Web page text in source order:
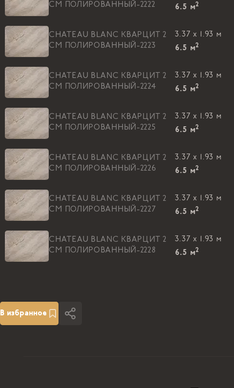
СМ ПОЛИРОВАННЫЙ-2222
6.5 м2
CHATEAU BLANC КВАРЦИТ 2
СМ ПОЛИРОВАННЫЙ-2223
3.37 x 1.93 м
6.5 м2
CHATEAU BLANC КВАРЦИТ 2
СМ ПОЛИРОВАННЫЙ-2224
3.37 x 1.93 м
6.5 м2
CHATEAU BLANC КВАРЦИТ 2
СМ ПОЛИРОВАННЫЙ-2225
3.37 x 1.93 м
6.5 м2
CHATEAU BLANC КВАРЦИТ 2
СМ ПОЛИРОВАННЫЙ-2226
3.37 x 1.93 м
6.5 м2
CHATEAU BLANC КВАРЦИТ 2
СМ ПОЛИРОВАННЫЙ-2227
3.37 x 1.93 м
6.5 м2
CHATEAU BLANC КВАРЦИТ 2
СМ ПОЛИРОВАННЫЙ-2228
3.37 x 1.93 м
6.5 м2
В избранное